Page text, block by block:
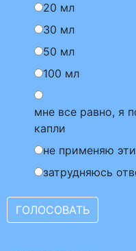
20 мл
30 мл
50 мл
100 мл
мне все равно, я
капли
не применяю
затрудняюсь